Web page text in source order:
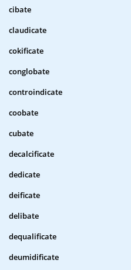
cibate
claudicate
cokificate
conglobate
controindicate
coobate
cubate
decalcificate
dedicate
deificate
delibate
dequalificate
deumidificate